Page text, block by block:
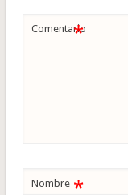
Comentario
*
Nombre *